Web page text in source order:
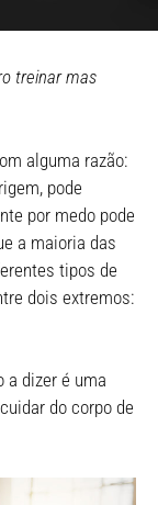
treinar mas
alguma razão:
pode
por medo pode
a maioria das
tipos de
dois extremos:
a dizer é uma
do corpo de